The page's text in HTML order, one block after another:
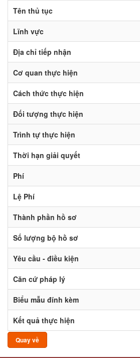
Tên thủ tục
Lĩnh vực
Địa chỉ tiếp nhận
Cơ quan thực hiện
Cách thức thực hiện
Đối tượng thực hiện
Trình tự thực hiện
Thời hạn giải quyết
Phí
Lệ Phí
Thành phần hồ sơ
Số lượng bộ hồ sơ
Yêu cầu - điều kiện
Căn cứ pháp lý
Biểu mẫu đính kèm
Kết quả thực hiện
Quay về